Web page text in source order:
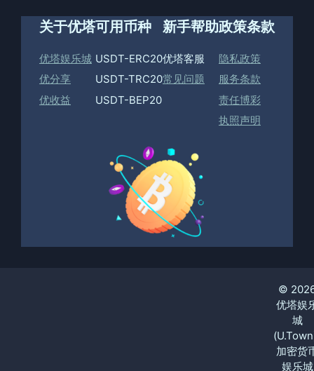
关于优塔
优塔娱乐城
优分享
优收益
可用币种
USDT-ERC20
USDT-TRC20
USDT-BEP20
新手帮助
优塔客服
常见问题
政策条款
隐私政策
服务条款
责任博彩
执照声明
©
优塔娱
城
加密货
娱乐城